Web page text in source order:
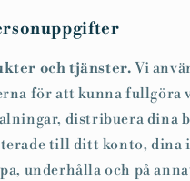
och tjänster. Vi
för att kunna fullgöra
distribuera dina
till ditt konto, dina
underhålla och på